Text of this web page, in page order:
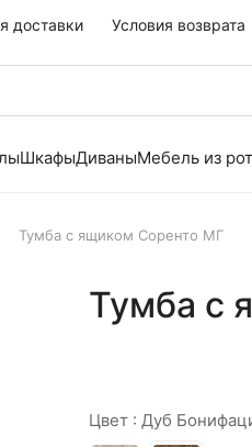
доставки Условия возврата
ШкафыДиваныМебель из
Тумба с ящиком Соренто МГ
Тумба с
Цвет : Дуб